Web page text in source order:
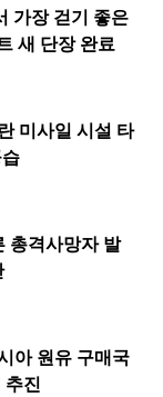
가장 걷기 좋은
새 단장 완료
미사일 시설 타
총격사망자 발
아 원유 구매국
추진